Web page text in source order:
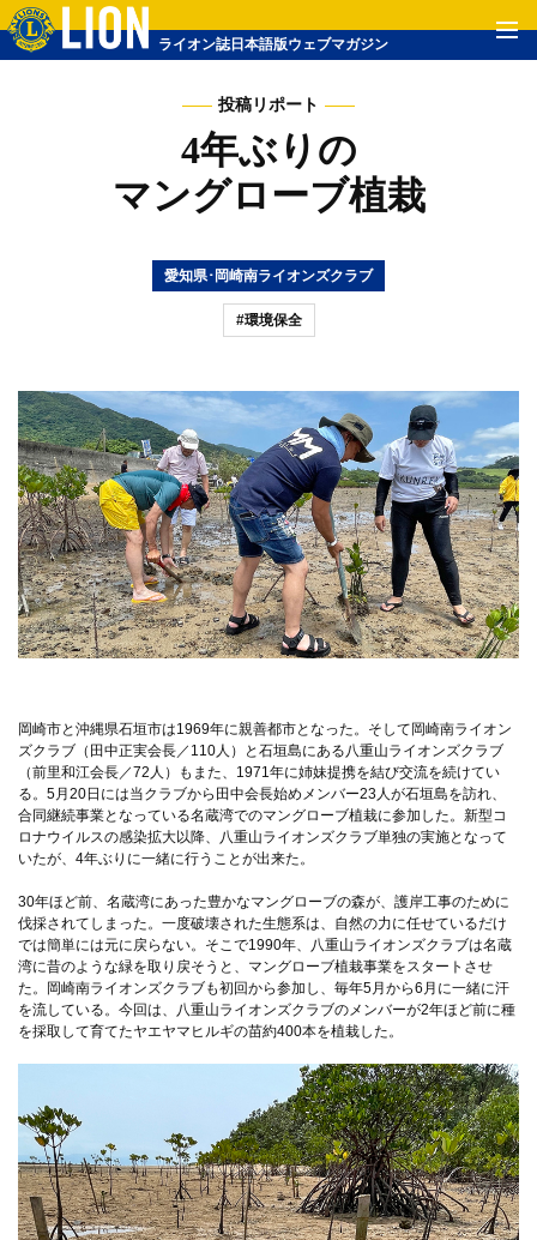
ライオン誌日本語版ウェブマガジン
投稿リポート
4年ぶりの
マングローブ植栽
愛知県･岡崎南ライオンズクラブ
#環境保全
岡崎市と沖縄県石垣市は1969年に親善都市となった。そして岡崎南ライオン
ズクラブ（田中正実会長／110人）と石垣島にある八重山ライオンズクラブ
（前里和江会長／72人）もまた、1971年に姉妹提携を結び交流を続けてい
る。5月20日には当クラブから田中会長始めメンバー23人が石垣島を訪れ、
合同継続事業となっている名蔵湾でのマングローブ植栽に参加した。新型コ
ロナウイルスの感染拡大以降、八重山ライオンズクラブ単独の実施となって
いたが、4年ぶりに一緒に行うことが出来た。
30年ほど前、名蔵湾にあった豊かなマングローブの森が、護岸工事のために
伐採されてしまった。一度破壊された生態系は、自然の力に任せているだけ
では簡単には元に戻らない。そこで1990年、八重山ライオンズクラブは名蔵
湾に昔のような緑を取り戻そうと、マングローブ植栽事業をスタートさせ
た。岡崎南ライオンズクラブも初回から参加し、毎年5月から6月に一緒に汗
を流している。今回は、八重山ライオンズクラブのメンバーが2年ほど前に種
を採取して育てたヤエヤマヒルギの苗約400本を植栽した。